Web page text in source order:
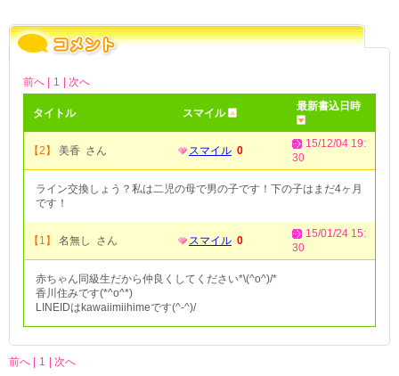
前へ | 1 | 次へ
タイトル スマイル
最新書込日時
【2】 美香 さん スマイル 0
15/12/04 19:
30
ライン交換しょう？私は二児の母で男の子です！下の子はまだ4ヶ月
です！
【1】 名無し さん スマイル 0
15/01/24 15:
30
赤ちゃん同級生だから仲良くしてください*\(^o^)/*
香川住みです(*^o^*)
LINEIDはkawaiimiihimeです(^-^)/
前へ | 1 | 次へ